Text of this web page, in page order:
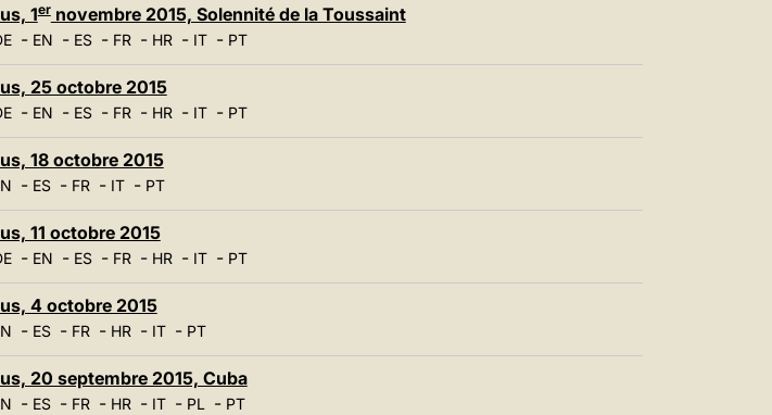
1ernovembre 2015, Solennité de la Toussaint
- EN - ES- FR- HR- IT- PT
25 octobre 2015
- EN - ES- FR- HR- IT- PT
18 octobre 2015
- ES- FR- IT- PT
11 octobre 2015
- EN - ES- FR- HR- IT- PT
4 octobre 2015
- ES- FR- HR- IT- PT
20 septembre 2015, Cuba
- ES- FR- HR- IT- PL- PT